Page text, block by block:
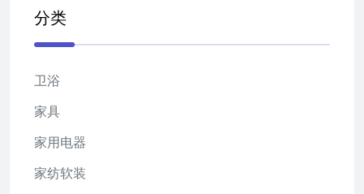
分类
卫浴
家具
家用电器
家纺软装